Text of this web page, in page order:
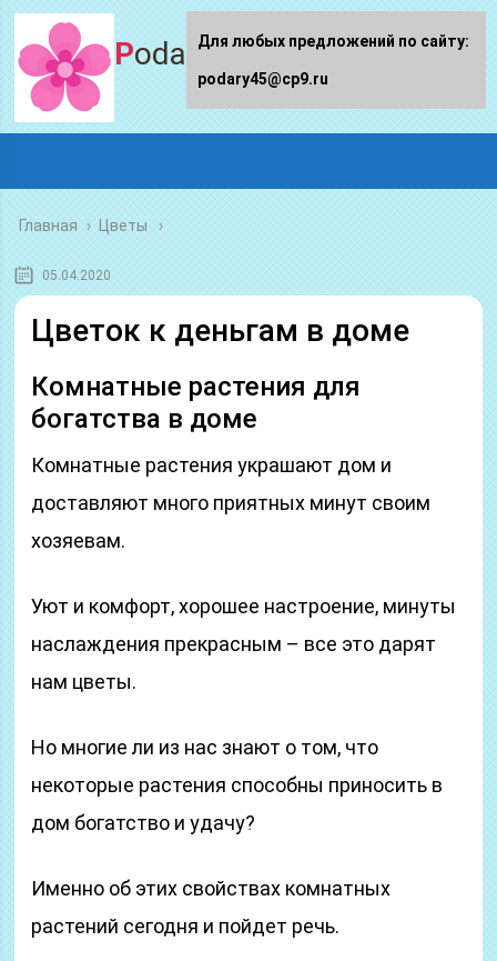
Podary45.ru
Главная › Цветы
05.04.2020
Цветок к деньгам в доме
Комнатные растения для
богатства в доме
Комнатные растения украшают дом и
доставляют много приятных минут своим
хозяевам.
Уют и комфорт, хорошее настроение, минуты
наслаждения прекрасным – все это дарят
нам цветы.
Но многие ли из нас знают о том, что
некоторые растения способны приносить в
дом богатство и удачу?
Именно об этих свойствах комнатных
растений сегодня и пойдет речь.
Для любых предложений по сайту:
podary45@cp9.ru